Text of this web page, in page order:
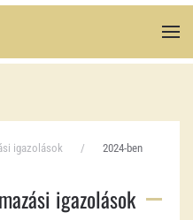
igazolások
2024-ben
igazolások